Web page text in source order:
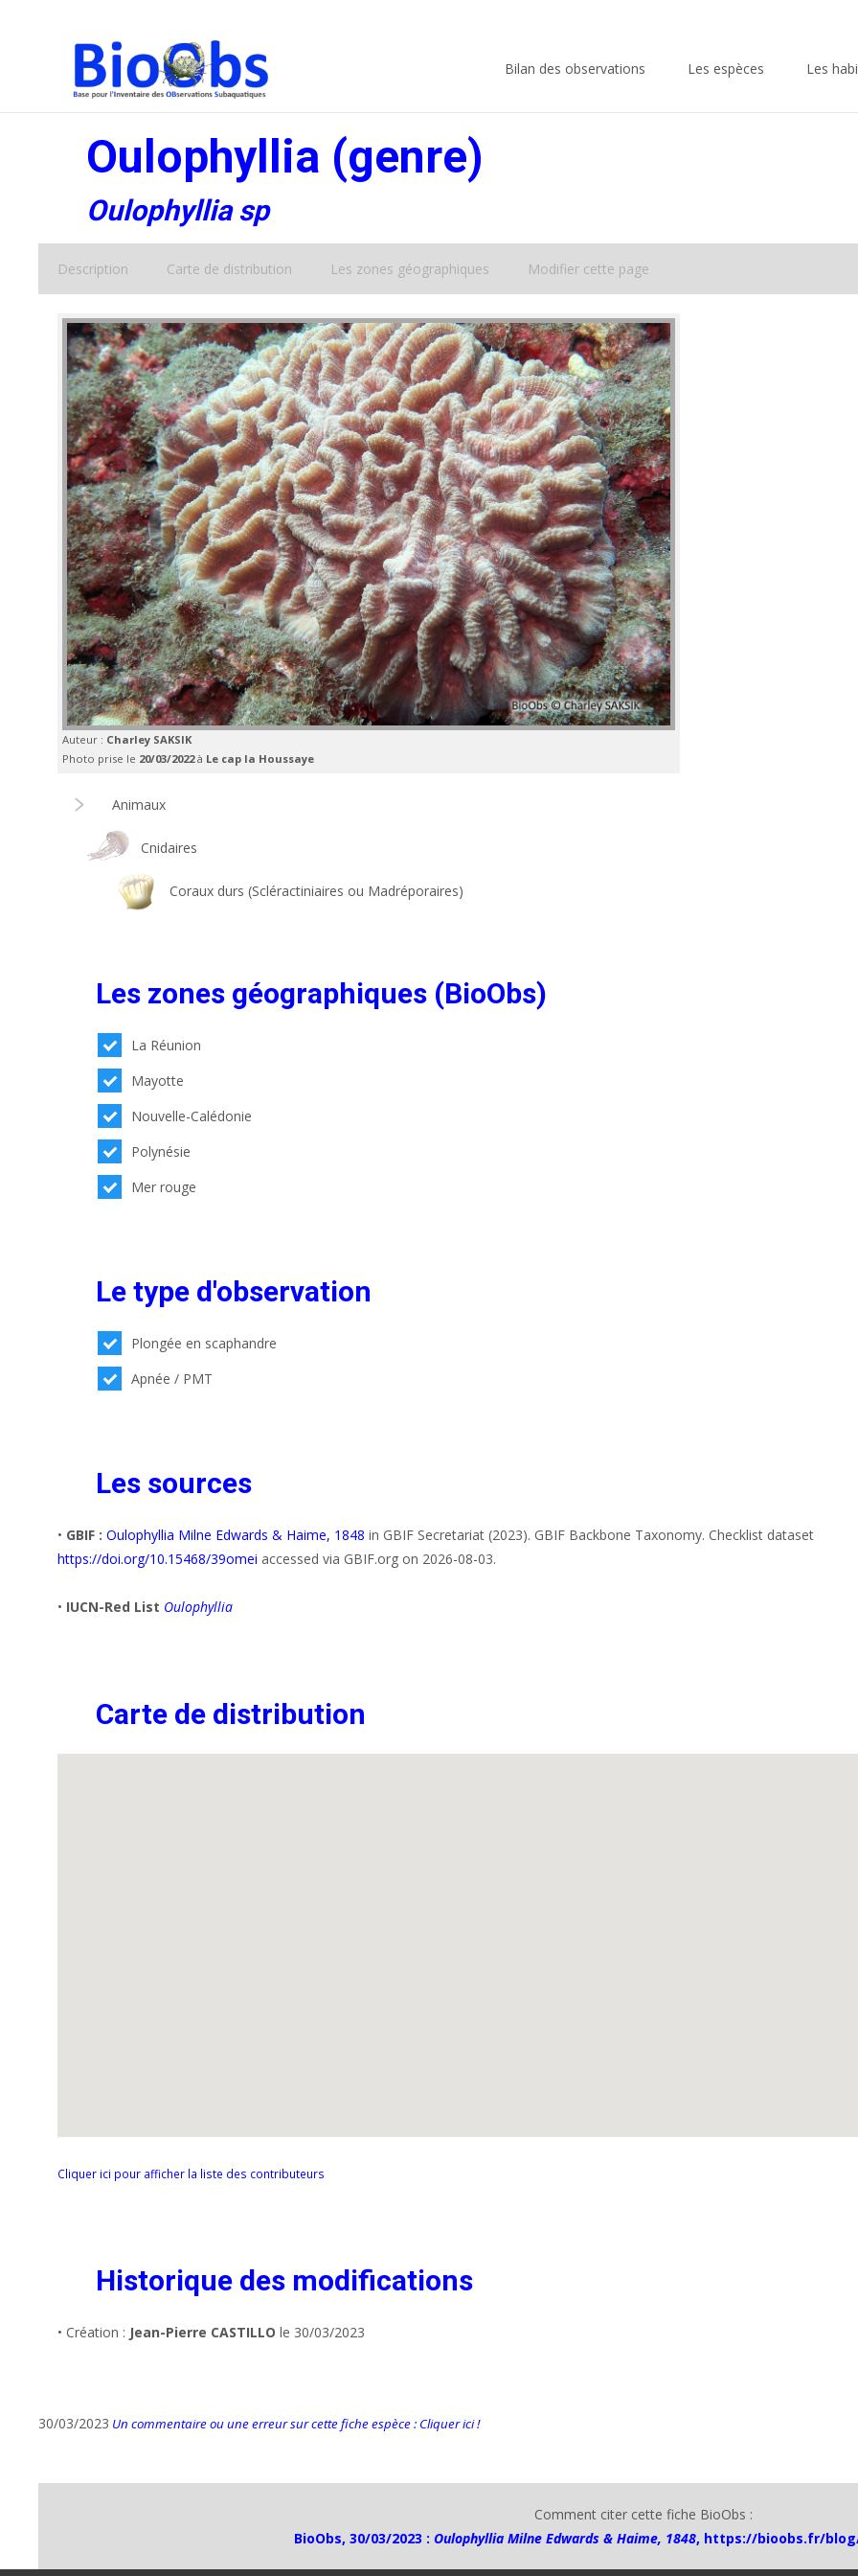
Bilan des observations Les espèces Les
Oulophyllia (genre)
Oulophyllia sp
Description Carte de distribution Les zones géographiques Modifier cette page
Auteur : Charley SAKSIK
Photo prise le 20/03/2022à Le cap la Houssaye
Animaux
Cnidaires
Coraux durs (Scléractiniaires ou Madréporaires)
Les zones géographiques (BioObs)
La Réunion
Mayotte
Nouvelle-Calédonie
Polynésie
Mer rouge
Le type d'observation
Plongée en scaphandre
Apnée / PMT
Les sources
• GBIF : Oulophyllia Milne Edwards & Haime, 1848 in GBIF Secretariat (2023). GBIF Backbone Taxonomy. Checklist dataset
https://doi.org/10.15468/39omei accessed via GBIF.org on 2026-08-03.
• IUCN-Red List Oulophyllia
Carte de distribution
Cliquer ici pour afficher la liste des contributeurs
Historique des modifications
• Création : Jean-Pierre CASTILLO le 30/03/2023
30/03/2023 Un commentaire ou une erreur sur cette fiche espèce : Cliquer ici !
Comment citer cette fiche BioObs :
BioObs, 30/03/2023 : Oulophyllia Milne Edwards & Haime, 1848, https://bioobs.fr/